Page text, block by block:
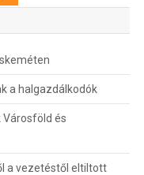
a halgazdálkodók
és
a vezetéstől eltiltott